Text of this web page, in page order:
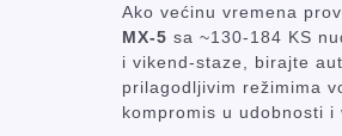
Ako većinu vremena
MX‑5 sa ~130-184 KS
i vikend‑staze, birajte
prilagodljivim režimima
kompromis u udobnosti i